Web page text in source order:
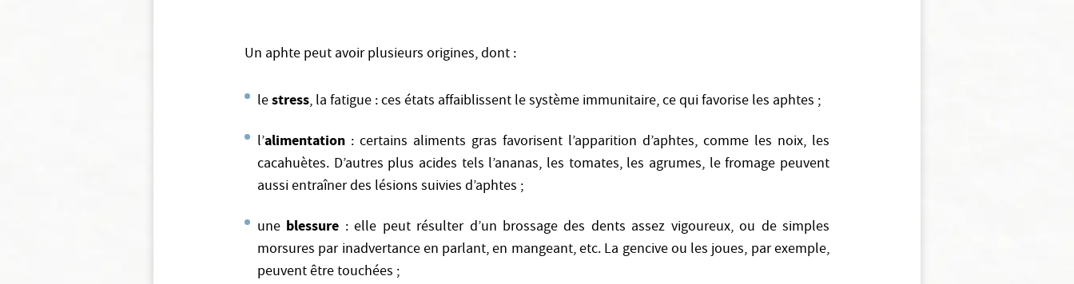
Un aphte peut avoir plusieurs origines, dont :
lestress, la fatigue : ces états affaiblissent le système immunitaire, ce qui favorise les aphtes ;
l’alimentation : certains aliments gras favorisent l’apparition d’aphtes, comme les noix, les
cacahuètes. D’autres plus acides tels l’ananas, les tomates, les agrumes, le fromage peuvent
aussi entraîner des lésions suivies d’aphtes ;
une blessure : elle peut résulter d’un brossage des dents assez vigoureux, ou de simples
morsures par inadvertance en parlant, en mangeant, etc. La gencive ou les joues, par exemple,
peuvent être touchées ;